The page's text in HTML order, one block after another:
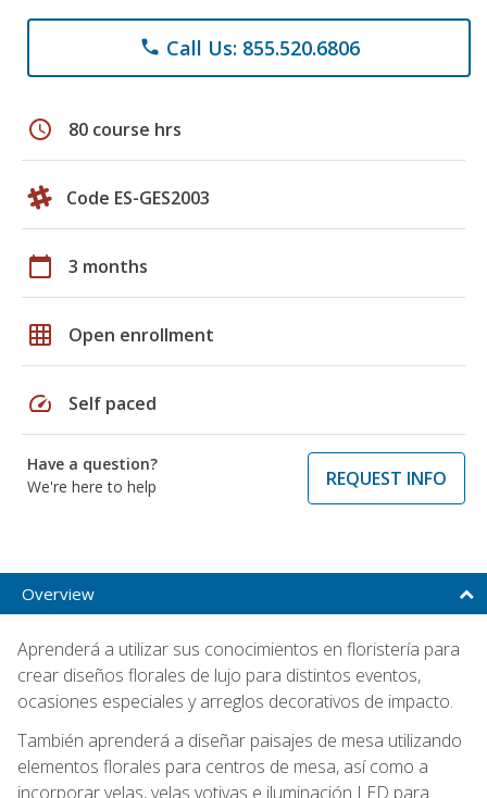
phone Call Us: 855.520.6806
schedule 80 course hrs
Code ES-GES2003
calendar_today 3 months
grid_on Open enrollment
speed Self paced
Have a question?
We're here to help
REQUEST INFO
Overview
Aprenderá a utilizar sus conocimientos en floristería para
crear diseños florales de lujo para distintos eventos,
ocasiones especiales y arreglos decorativos de impacto.
También aprenderá a diseñar paisajes de mesa utilizando
elementos florales para centros de mesa, así como a
incorporar velas, velas votivas e iluminación LED para